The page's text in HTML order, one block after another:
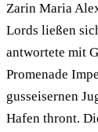
Zarin Maria
Lords ließen
antwortete mit
Promenade
gusseisernen
Hafen thront.